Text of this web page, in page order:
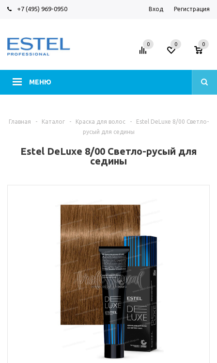
+7 (495) 969-0950 Вход Регистрация
МЕНЮ
0 0 0
Главная - Каталог - Краска для волос -
Estel DeLuxe 8/00 Светло-
русый для седины
Estel DeLuxe 8/00 Светло-русый для
седины